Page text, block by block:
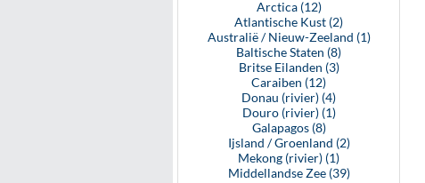
Arctica (12)
Atlantische Kust (2)
Australië / Nieuw-Zeeland (1)
Baltische Staten (8)
Britse Eilanden (3)
Caraiben (12)
Donau (rivier) (4)
Douro (rivier) (1)
Galapagos (8)
Ijsland / Groenland (2)
Mekong (rivier) (1)
Middellandse Zee (39)